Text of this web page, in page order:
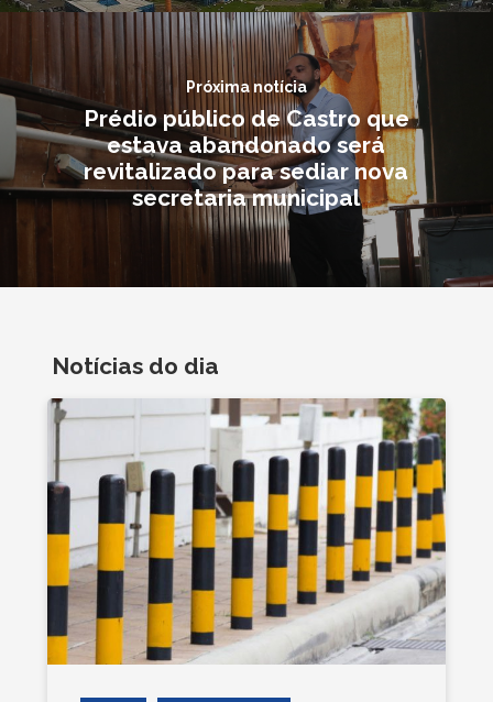
Próxima notícia
Prédio público de Castro que
estava abandonado será
revitalizado para sediar nova
secretaria municipal
Notícias do dia